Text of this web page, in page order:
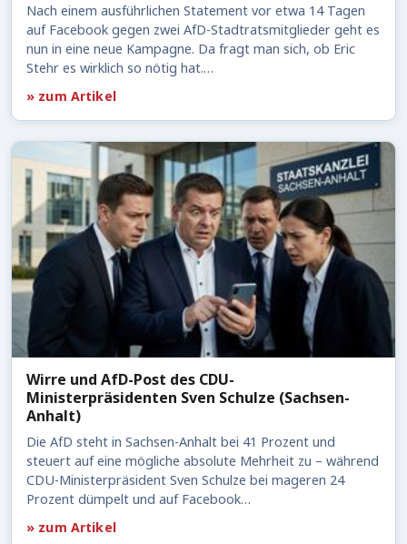
Nach einem ausführlichen Statement vor etwa 14 Tagen
auf Facebook gegen zwei AfD-Stadtratsmitglieder geht es
nun in eine neue Kampagne. Da fragt man sich, ob Eric
Stehr es wirklich so nötig hat.…
» zum Artikel
Wirre und AfD-Post des CDU-
Ministerpräsidenten Sven Schulze (Sachsen-
Anhalt)
Die AfD steht in Sachsen-Anhalt bei 41 Prozent und
steuert auf eine mögliche absolute Mehrheit zu – während
CDU-Ministerpräsident Sven Schulze bei mageren 24
Prozent dümpelt und auf Facebook…
» zum Artikel